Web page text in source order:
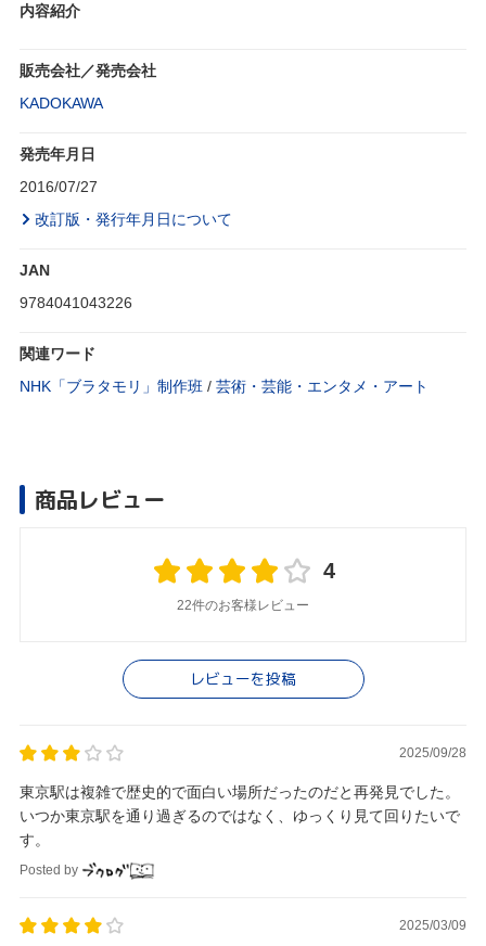
内容紹介
販売会社／発売会社
KADOKAWA
発売年月日
2016/07/27
改訂版・発行年月日について
JAN
9784041043226
関連ワード
NHK「ブラタモリ」制作班 / 芸術・芸能・エンタメ・アート
商品レビュー
4
22件のお客様レビュー
レビューを投稿
2025/09/28
東京駅は複雑で歴史的で面白い場所だったのだと再発見でした。
いつか東京駅を通り過ぎるのではなく、ゆっくり見て回りたいで
す。
Posted by
2025/03/09